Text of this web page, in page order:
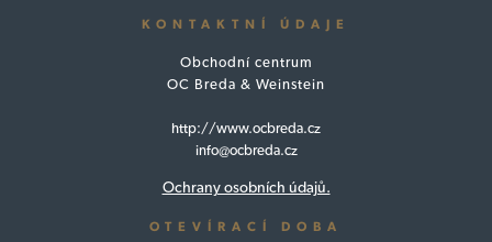
KONTAKTNÍ ÚDAJE
Obchodní centrum
OC Breda & Weinstein
http://www.ocbreda.cz
info@ocbreda.cz
Ochrany osobních údajů.
OTEVÍRACÍ DOBA